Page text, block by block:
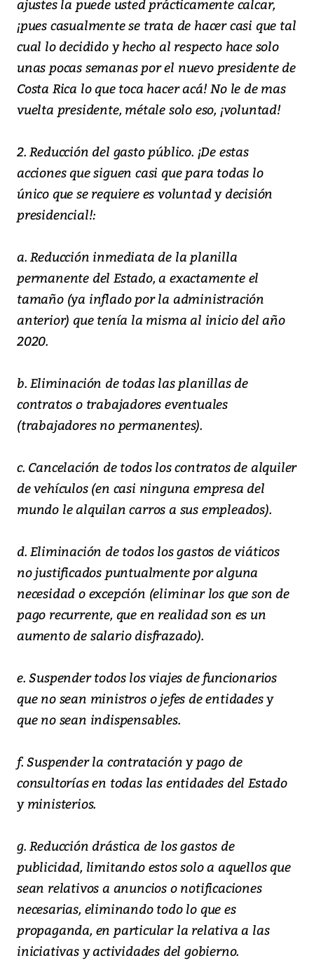
ajustes la puede usted prácticamente calcar,
¡pues casualmente se trata de hacer casi que tal
cual lo decidido y hecho al respecto hace solo
unas pocas semanas por el nuevo presidente de
Costa Rica lo que toca hacer acá! No le de mas
vuelta presidente, métale solo eso, ¡voluntad!
2. Reducción del gasto público. ¡De estas
acciones que siguen casi que para todas lo
único que se requiere es voluntad y decisión
presidencial!:
a. Reducción inmediata de la planilla
permanente del Estado, a exactamente el
tamaño (ya inflado por la administración
anterior) que tenía la misma al inicio del año
2020.
b. Eliminación de todas las planillas de
contratos o trabajadores eventuales
(trabajadores no permanentes).
c. Cancelación de todos los contratos de alquiler
de vehículos (en casi ninguna empresa del
mundo le alquilan carros a sus empleados).
d. Eliminación de todos los gastos de viáticos
no justificados puntualmente por alguna
necesidad o excepción (eliminar los que son de
pago recurrente, que en realidad son es un
aumento de salario disfrazado).
e. Suspender todos los viajes de funcionarios
que no sean ministros o jefes de entidades y
que no sean indispensables.
f. Suspender la contratación y pago de
consultorías en todas las entidades del Estado
y ministerios.
g. Reducción drástica de los gastos de
publicidad, limitando estos solo a aquellos que
sean relativos a anuncios o notificaciones
necesarias, eliminando todo lo que es
propaganda, en particular la relativa a las
iniciativas y actividades del gobierno.